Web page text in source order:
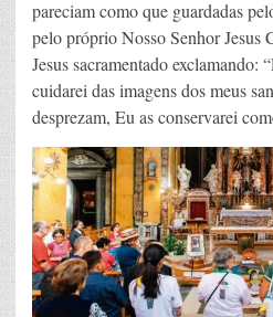
pareciam como que guardadas
pelo próprio Nosso Senhor Jesus
Jesus sacramentado exclamando:
cuidarei das imagens dos meus
desprezam, Eu as conservarei